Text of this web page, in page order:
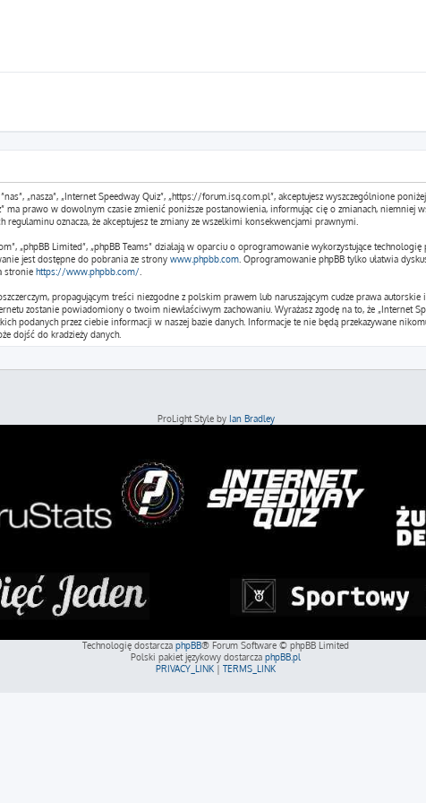
„nasza”, „Internet Speedway Quiz”, „https://forum.isq.com.pl”, akceptujesz wyszczególnione
ma prawo w dowolnym czasie zmienić poniższe postanowienia, informując cię o zmianach, niemniej
oznacza, że akceptujesz te zmiany ze wszelkimi konsekwencjami prawnymi.
„phpBB Limited”, „phpBB Teams” działają w oparciu o oprogramowanie wykorzystujące
jest dostępne do pobrania ze strony www.phpbb.com . Oprogramowanie phpBB tylko ułatwia
stronie https://www.phpbb.com/
propagującym treści niezgodne z polskim prawem lub naruszającym cudze prawa
zostanie powiadomiony o twoim niewłaściwym zachowaniu. Wyrażasz zgodę na to, że „Internet
podanych przez ciebie informacji w naszej bazie danych. Informacje te nie będą przekazywane
dojść do kradzieży danych.
ProLight Style by Ian Bradley
Technologię dostarcza phpBB® Forum Software © phpBB Limited
Polski pakiet językowy dostarcza phpBB.pl
PRIVACY_LINK | TERMS_LINK